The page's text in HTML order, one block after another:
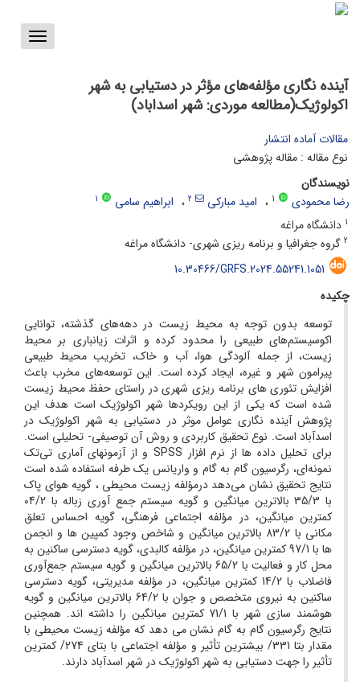
Toggle
آینده نگاری مؤلفه‌های مؤثر در دستیابی به شهر
اکولوژیک(مطالعه موردی: شهر اسداباد)
مقالات آماده انتشار
نوع مقاله : مقاله پژوهشی
نویسندگان
رضا محمودی
1 امید مبارکی 2 ابراهیم سامی
1
1 دانشگاه مراغه
2 گروه جغرافیا و برنامه ریزی شهری- دانشگاه مراغه
10.30466/GRFS.2024.55241.1051
چکیده
توسعه بدون توجه به محیط زیست در دهه‌های گذشته، توانایی
اکوسیستم‌های طبیعی را محدود کرده و اثرات زیانباری بر محیط
زیست، از جمله آلودگی هوا، آب و خاک، تخریب محیط طبیعی
پیرامون شهر و غیره، ایجاد کرده است. این توسعه‌های مخرب باعث
افزایش تئوری های برنامه ریزی شهری در راستای حفظ محیط زیست
شده است که یکی از این رویکردها شهر اکولوژیک است هدف این
پژوهش آینده نگاری عوامل موثر در دستیابی به شهر اکولوژیک در
اسدآباد است. نوع تحقیق کاربردی و روش آن توصیفی- تحلیلی است.
برای تحلیل داده ها از نرم افزار SPSS و از آزمونهای آماری تی‌تک
نمونه‌ای، رگرسیون گام به گام و واریانس یک طرفه استفاده شده است
نتایج تحقیق نشان می‌دهد درمؤلفه زیست محیطی ، گویه هوای پاک
با 35/3 بالاترین میانگین و گویه سیستم جمع آوری زباله با 04/2
کمترین میانگین، در مؤلفه اجتماعی فرهنگی، گویه احساس تعلق
مکانی با 83/2 بالاترین میانگین و شاخص وجود کمپین ها و انجمن
ها با 97/1 کمترین میانگین، در مؤلفه کالبدی، گویه دسترسی ساکنین به
محل کار و فعالیت با 65/2 بالاترین میانگین و گویه سیستم جمع‌آوری
فاضلاب با 14/2 کمترین میانگین، در مؤلفه مدیریتی، گویه دسترسی
ساکنین به نیروی متخصص و جوان با 64/2 بالاترین میانگین و گویه
هوشمند سازی شهر با 71/1 کمترین میانگین را داشته اند. همچنین
نتایج رگرسیون گام به گام نشان می دهد که مؤلفه زیست محیطی با
مقدار بتا 331/ بیشترین تأثیر و مؤلفه اجتماعی با بتای 274/ کمترین
تأثیر را جهت دستیابی به شهر اکولوژیک در شهر اسدآباد دارند.